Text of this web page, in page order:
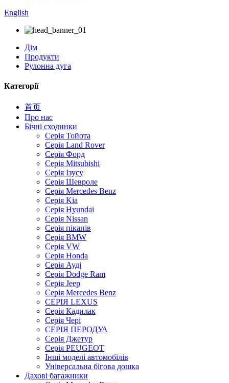
English
Дім
Продукти
Рулонна дуга
Категорії
首页
Про нас
Бічні сходинки
Серія Тойота
Серія Land Rover
Серія Форд
Серія Mitsubishi
Серія Ізусу
Серія Шевроле
Серія Mercedes Benz
Серія Kia
Серія Hyundai
Серія Nissan
Серія пікапів
Серія BMW
Серія VW
Серія Honda
Серія Ауді
Серія Dodge Ram
Серія Jeep
Серія Mercedes Benz
СЕРІЯ LEXUS
Серія Кадилак
Серія Чері
СЕРІЯ ПЕРОДУА
Серія Джетур
Серія PEUGEOT
Інші моделі автомобілів
Універсальна бігова дошка
Дахові багажники